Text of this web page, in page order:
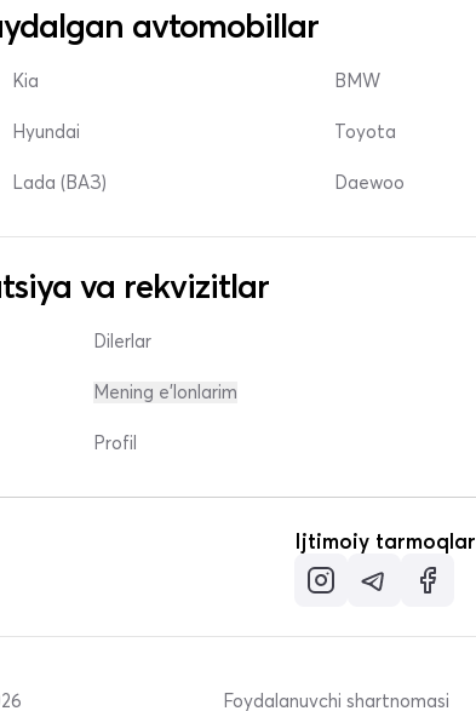
avtomobillar
Kia
Hyundai
Lada (ВАЗ)
BMW
Toyota
Daewoo
va rekvizitlar
Dilerlar
Mening e'lonlarim
Profil
Ijtimoiy tarmoqlar
Foydalanuvchi shartnomasi